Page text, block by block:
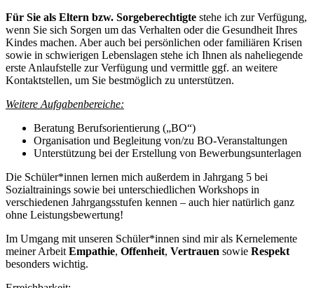
Für Sie als Eltern bzw. Sorgeberechtigte stehe ich zur Verfügung,
wenn Sie sich Sorgen um das Verhalten oder die Gesundheit Ihres
Kindes machen. Aber auch bei persönlichen oder familiären Krisen
sowie in schwierigen Lebenslagen stehe ich Ihnen als naheliegende
erste Anlaufstelle zur Verfügung und vermittle ggf. an weitere
Kontaktstellen, um Sie bestmöglich zu unterstützen.
Weitere Aufgabenbereiche:
Beratung Berufsorientierung („BO“)
Organisation und Begleitung von/zu BO-Veranstaltungen
Unterstützung bei der Erstellung von Bewerbungsunterlagen
Die Schüler*innen lernen mich außerdem in Jahrgang 5 bei
Sozialtrainings sowie bei unterschiedlichen Workshops in
verschiedenen Jahrgangsstufen kennen – auch hier natürlich ganz
ohne Leistungsbewertung!
Im Umgang mit unseren Schüler*innen sind mir als Kernelemente
meiner Arbeit Empathie, Offenheit, Vertrauen sowie Respekt
besonders wichtig.